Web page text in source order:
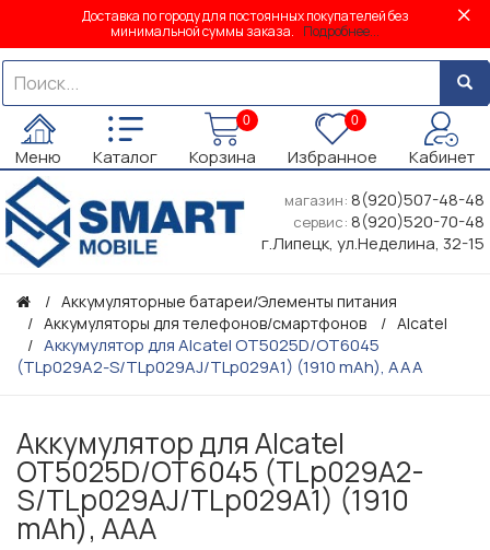
Доставка по городу для постоянных покупателей без
минимальной суммы заказа. Подробнее...
Меню Каталог
0
Корзина
0
Избранное Кабинет
магазин: 8(920)507-48-48
сервис: 8(920)520-70-48
г.Липецк, ул.Неделина, 32-15
Аккумуляторные батареи/Элементы питания
Аккумуляторы для телефонов/смартфонов
Alcatel
Аккумулятор для Alcatel OT5025D/OT6045
(TLp029A2-S/TLp029AJ/TLp029A1) (1910 mAh), AAA
Аккумулятор для Alcatel
OT5025D/OT6045 (TLp029A2-
S/TLp029AJ/TLp029A1) (1910
mAh), AAA